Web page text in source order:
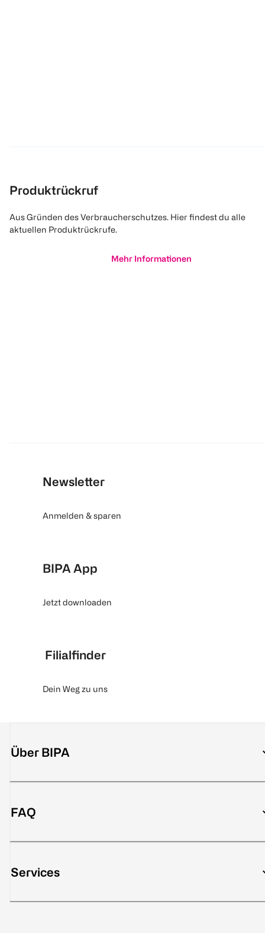
Produktrückruf
Aus Gründen des Verbraucherschutzes. Hier findest du alle
aktuellen Produktrückrufe.
Mehr Informationen
Newsletter
Anmelden & sparen
BIPA App
Jetzt downloaden
Filialfinder
Dein Weg zu uns
Über BIPA
FAQ
Services